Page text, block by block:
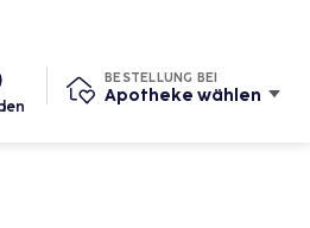
BESTELLUNG BEI
Apotheke wählen